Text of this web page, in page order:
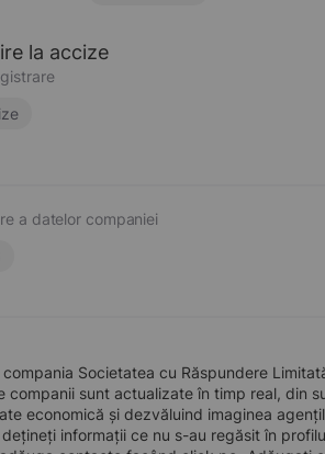
la accize
a datelor companiei
Societatea cu Răspundere
companii sunt actualizate în timp real, din
economică și dezvăluind imaginea
informații ce nu s-au regăsit în